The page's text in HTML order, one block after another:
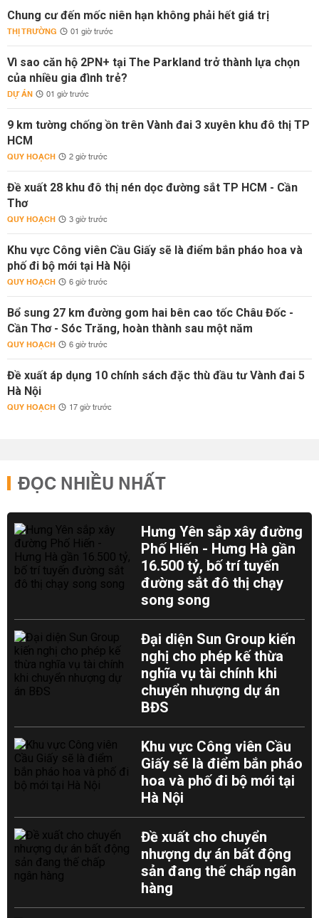
Chung cư đến mốc niên hạn không phải hết giá trị
THỊ TRƯỜNG 01 giờ trước
Vì sao căn hộ 2PN+ tại The Parkland trở thành lựa chọn
của nhiều gia đình trẻ?
DỰ ÁN 01 giờ trước
9 km tường chống ồn trên Vành đai 3 xuyên khu đô thị TP
HCM
QUY HOẠCH 2 giờ trước
Đề xuất 28 khu đô thị nén dọc đường sắt TP HCM - Cần
Thơ
QUY HOẠCH 3 giờ trước
Khu vực Công viên Cầu Giấy sẽ là điểm bắn pháo hoa và
phố đi bộ mới tại Hà Nội
QUY HOẠCH 6 giờ trước
Bổ sung 27 km đường gom hai bên cao tốc Châu Đốc -
Cần Thơ - Sóc Trăng, hoàn thành sau một năm
QUY HOẠCH 6 giờ trước
Đề xuất áp dụng 10 chính sách đặc thù đầu tư Vành đai 5
Hà Nội
QUY HOẠCH 17 giờ trước
ĐỌC NHIỀU NHẤT
Hưng Yên sắp xây đường
Phố Hiến - Hưng Hà gần
16.500 tỷ, bố trí tuyến
đường sắt đô thị chạy
song song
Đại diện Sun Group kiến
nghị cho phép kế thừa
nghĩa vụ tài chính khi
chuyển nhượng dự án
BĐS
Khu vực Công viên Cầu
Giấy sẽ là điểm bắn pháo
hoa và phố đi bộ mới tại
Hà Nội
Đề xuất cho chuyển
nhượng dự án bất động
sản đang thế chấp ngân
hàng